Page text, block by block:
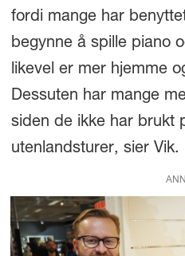
fordi mange har
begynne å spille piano
likevel er mer hjemme
Dessuten har mange
siden de ikke har brukt
utenlandsturer, sier Vik.